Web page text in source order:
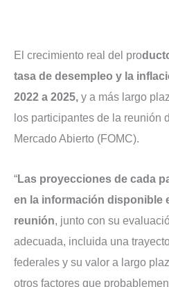
El crecimiento real del pro
tasa de desempleo y la
2022 a 2025, y a más largo
los participantes de la reunión
Mercado Abierto (FOMC).
“Las proyecciones de cada
en la información disponible
reunión, junto con su
adecuada, incluida una
federales y su valor a largo
otros factores que